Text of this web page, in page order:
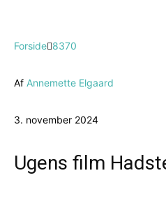
Forside 8370
Af Annemette Elgaard
3. november 2024
Ugens film